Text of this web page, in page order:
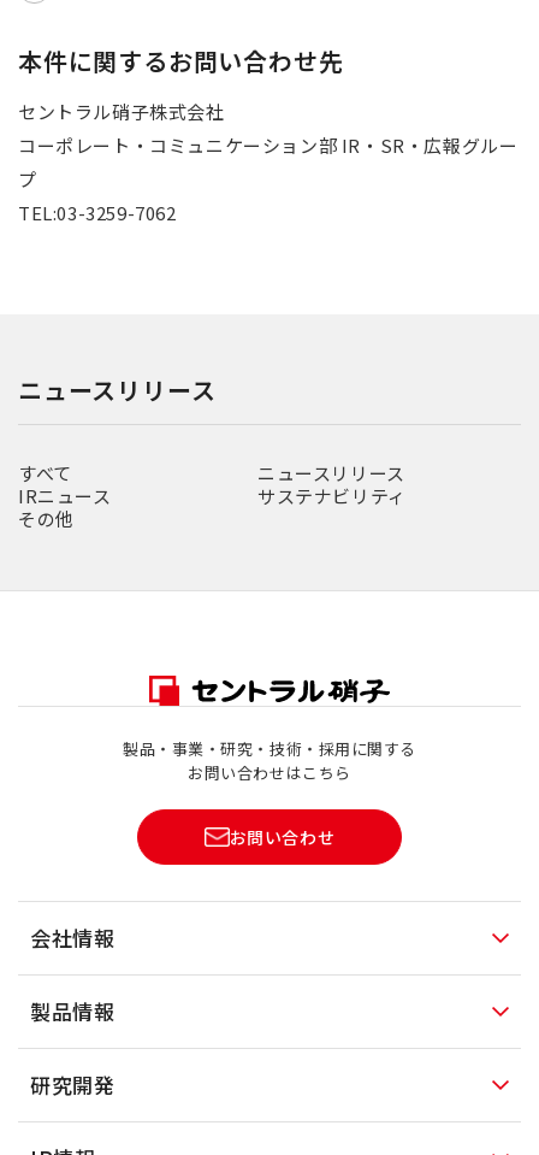
本件に関するお問い合わせ先
セントラル硝子株式会社
コーポレート・コミュニケーション部 IR・SR・広報グルー
プ
TEL:03-3259-7062
ニュースリリース
すべて
ニュースリリース
IRニュース
サステナビリティ
その他
製品・事業・研究・技術・採用に関する
お問い合わせはこちら
お問い合わせ
会社情報
製品情報
研究開発